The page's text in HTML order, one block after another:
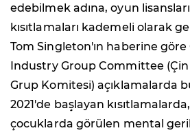
edebilmek adına, oyun
kısıtlamaları kademeli olarak
Tom Singleton'ın haberine göre
Industry Group Committee
Grup Komitesi) açıklamalarda
2021'de başlayan
çocuklarda görülen mental